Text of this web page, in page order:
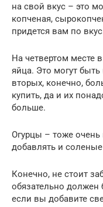
на свой вкус – это
копченая,
придется вам по
На четвертом месте
яйца. Это могут
вторых, конечно,
купить, да и их
больше.
Огурцы – тоже
добавлять и
Конечно, не стоит
обязательно
если вы добавите